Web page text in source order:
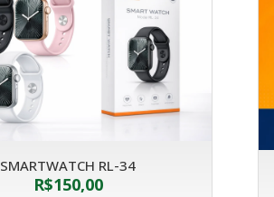
SMARTWATCH RL-34
R$150,00